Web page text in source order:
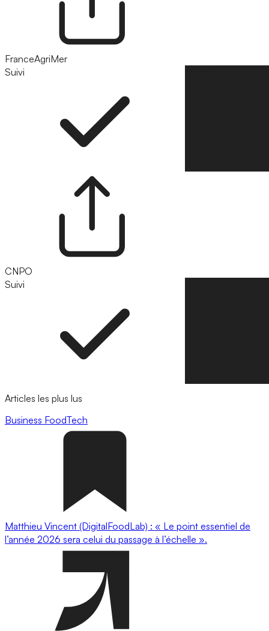
FranceAgriMer
Suivi
CNPO
Suivi
Articles les plus lus
Business FoodTech
Matthieu Vincent (DigitalFoodLab) : « Le point essentiel de
l’année 2026 sera celui du passage à l’échelle ».